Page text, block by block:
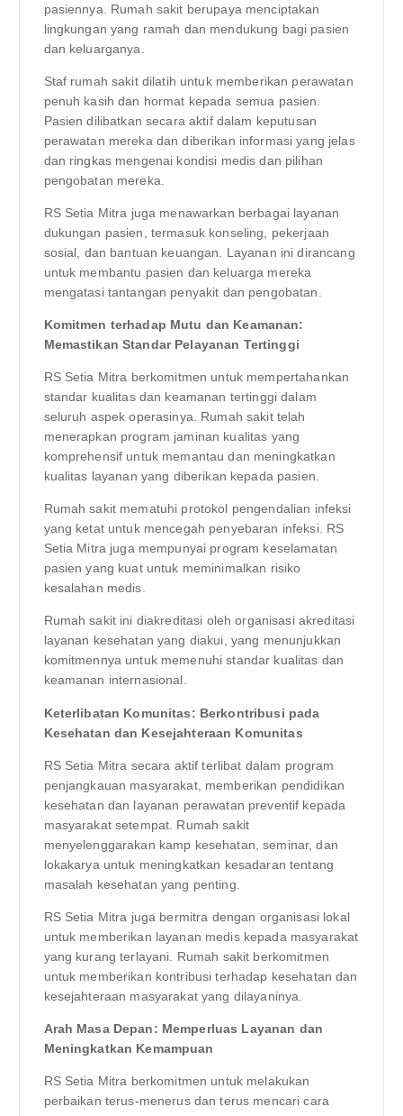
pasiennya. Rumah sakit berupaya menciptakan
lingkungan yang ramah dan mendukung bagi pasien
dan keluarganya.
Staf rumah sakit dilatih untuk memberikan perawatan
penuh kasih dan hormat kepada semua pasien.
Pasien dilibatkan secara aktif dalam keputusan
perawatan mereka dan diberikan informasi yang jelas
dan ringkas mengenai kondisi medis dan pilihan
pengobatan mereka.
RS Setia Mitra juga menawarkan berbagai layanan
dukungan pasien, termasuk konseling, pekerjaan
sosial, dan bantuan keuangan. Layanan ini dirancang
untuk membantu pasien dan keluarga mereka
mengatasi tantangan penyakit dan pengobatan.
Komitmen terhadap Mutu dan Keamanan:
Memastikan Standar Pelayanan Tertinggi
RS Setia Mitra berkomitmen untuk mempertahankan
standar kualitas dan keamanan tertinggi dalam
seluruh aspek operasinya. Rumah sakit telah
menerapkan program jaminan kualitas yang
komprehensif untuk memantau dan meningkatkan
kualitas layanan yang diberikan kepada pasien.
Rumah sakit mematuhi protokol pengendalian infeksi
yang ketat untuk mencegah penyebaran infeksi. RS
Setia Mitra juga mempunyai program keselamatan
pasien yang kuat untuk meminimalkan risiko
kesalahan medis.
Rumah sakit ini diakreditasi oleh organisasi akreditasi
layanan kesehatan yang diakui, yang menunjukkan
komitmennya untuk memenuhi standar kualitas dan
keamanan internasional.
Keterlibatan Komunitas: Berkontribusi pada
Kesehatan dan Kesejahteraan Komunitas
RS Setia Mitra secara aktif terlibat dalam program
penjangkauan masyarakat, memberikan pendidikan
kesehatan dan layanan perawatan preventif kepada
masyarakat setempat. Rumah sakit
menyelenggarakan kamp kesehatan, seminar, dan
lokakarya untuk meningkatkan kesadaran tentang
masalah kesehatan yang penting.
RS Setia Mitra juga bermitra dengan organisasi lokal
untuk memberikan layanan medis kepada masyarakat
yang kurang terlayani. Rumah sakit berkomitmen
untuk memberikan kontribusi terhadap kesehatan dan
kesejahteraan masyarakat yang dilayaninya.
Arah Masa Depan: Memperluas Layanan dan
Meningkatkan Kemampuan
RS Setia Mitra berkomitmen untuk melakukan
perbaikan terus-menerus dan terus mencari cara